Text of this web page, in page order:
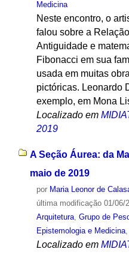
Medicina
Neste encontro, o
falou sobre a
Antiguidade e
Fibonacci em sua
usada em muitas
pictóricas. Leonardo
exemplo, em Mona
Localizado em
2019
A Seção Áurea: da
maio de 2019
por Maria Leonor de
última modificação01/06/
Arquitetura, Grupo de
Epistemologia e Medicina,
Localizado em